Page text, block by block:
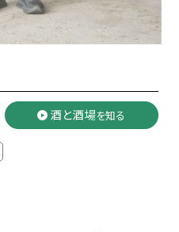
酒と酒場を知る